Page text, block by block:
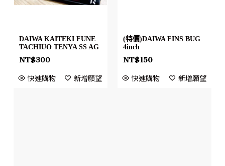
DAIWA KAITEKI FUNE
TACHIUO TENYA SS AG
NT$300
快速購物 新增願望
(特價)DAIWA FINS BUG
4inch
NT$150
快速購物 新增願望